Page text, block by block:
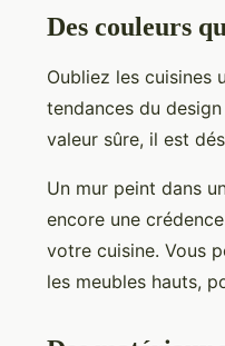
Des couleurs
Oubliez les cuisines
tendances du
valeur sûre, il est
Un mur peint dans
encore une
votre cuisine. Vous
les meubles hauts,